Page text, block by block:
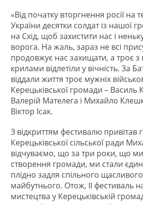
«Від початку вторгнення росії на
України десятки солдат із нашої
на Схід, щоб захистити нас і
ворога. На жаль, зараз не всі
продовжує нас захищати, а троє з
крилами відлетіли у вічність. За
віддали життя троє мужніх
Керецьківської громади – Василь
Валерій Мателега і Михайло
Віктор Ісак.
З відкриттям фестивалю привітав
Керецьківської сільської ради
відчуваємо, що за три роки, що
створення громади, ми стали
плідно задля спільного
майбутнього. Отож, ІІ фестиваль
мистецтва у Керецьківській